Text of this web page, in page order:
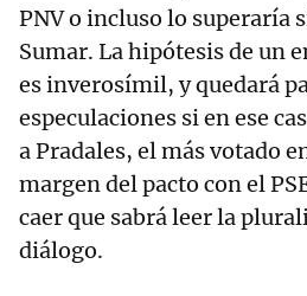
PNV o incluso lo superaría
Sumar. La hipótesis de un
es inverosímil, y quedará
especulaciones si en ese
a Pradales, el más votado
margen del pacto con el
caer que sabrá leer la
diálogo.